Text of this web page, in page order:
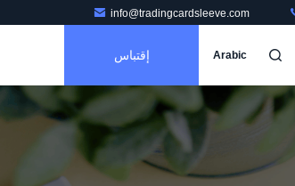
info@tradingcardsleeve.com
Arabic إقتباس